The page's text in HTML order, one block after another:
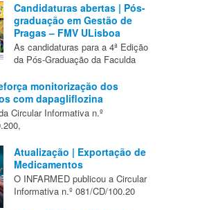
Candidaturas abertas | Pós-
graduação em Gestão de
Pragas – FMV ULisboa
As candidaturas para a 4ª Edição
da Pós-Graduação da Faculda
monitorização dos
com dapagliflozina
Circular Informativa n.º
Atualização | Exportação de
Medicamentos
O INFARMED publicou a Circular
Informativa n.º 081/CD/100.20